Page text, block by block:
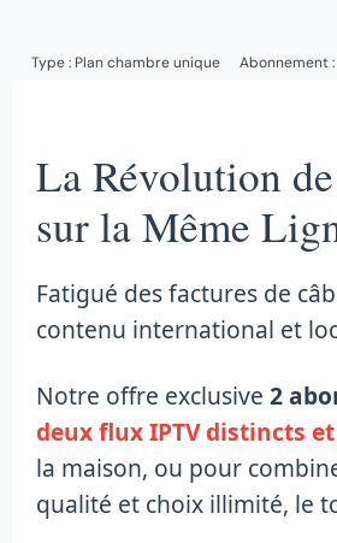
Type : Plan chambre unique Abonnement :
La Révolution
sur la Même
Fatigué des factures de
contenu international et
Notre offre exclusive 2
deux flux IPTV distincts
la maison, ou pour
qualité et choix illimité, le